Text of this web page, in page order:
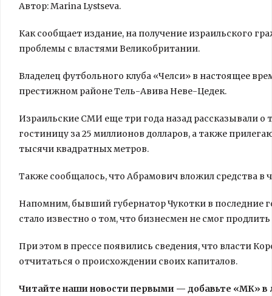
Автор: Marina Lystseva.
Как сообщает издание, на получение израильского
проблемы с властями Великобритании.
Владелец футбольного клуба «Челси» в настоящее
престижном районеТель-Авива Неве-Цедек.
Израильские СМИ еще три года назад рассказывали о
гостиницу за 25 миллионов долларов, а также
тысячи квадратных метров.
Также сообщалось, что Абрамович вложил средства в
Напомним, бывший губернатор Чукотки в последние
стало известно о том, что бизнесмен не смог
При этом в прессе появились сведения, что власти
отчитаться о происхождении своих капиталов.
Читайте наши новости первыми — добавьте «МК» в